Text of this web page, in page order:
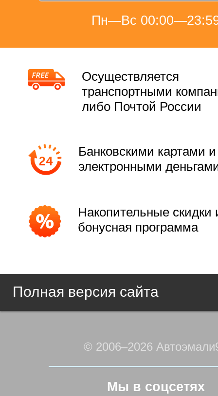
Пн—Вс
Осуществляется
транспортными
либо Почтой России
Банковскими картами и
электронными
Накопительные скидки
бонусная программа
Полная версия сайта
© 2006–2026
Мы в соцсетях